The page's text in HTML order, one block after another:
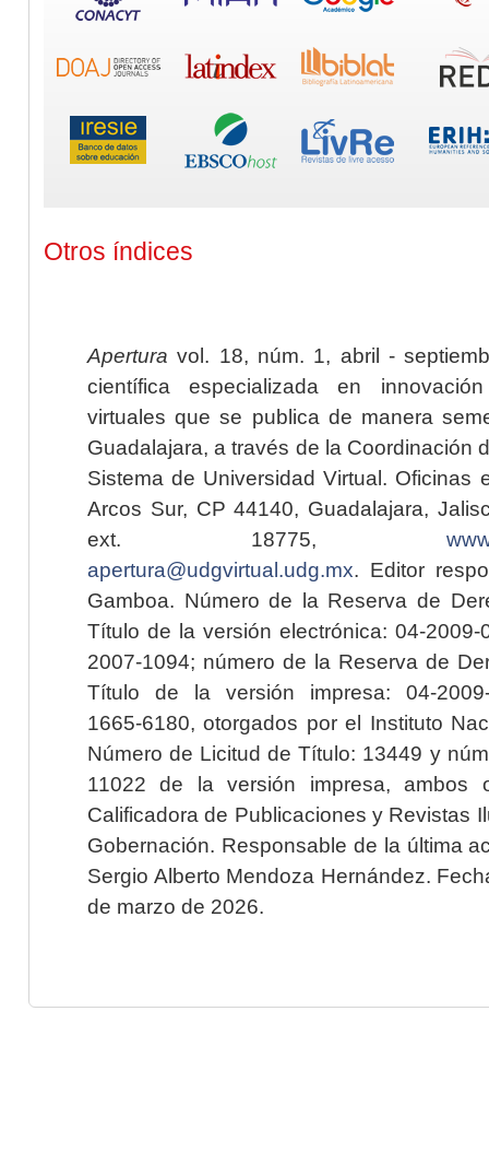
Otros índices
Apertura vol. 18, núm. 1, abril -
científica especializada en
virtuales que se publica de manera
Guadalajara, a través de la Coordinación
Sistema de Universidad Virtual. Oficinas
Arcos Sur, CP 44140, Guadalajara,
ext. 18775,
apertura@udgvirtual.udg.mx. Editor
Gamboa. Número de la Reserva de
Título de la versión electrónica: 04-2009-
2007-1094; número de la Reserva de
Título de la versión impresa: 04-2009-
1665-6180, otorgados por el Instituto
Número de Licitud de Título: 13449 y
11022 de la versión impresa, ambos
Calificadora de Publicaciones y Revistas
Gobernación. Responsable de la última
Sergio Alberto Mendoza Hernández.
de marzo de 2026.